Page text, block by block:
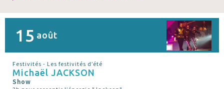
15 août
Festivités - Les festivités d’été
Michaël JACKSON
Show